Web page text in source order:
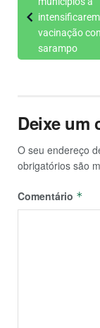
intensificarem
vacinação
sarampo
Deixe um
O seu endereço
obrigatórios são
Comentário *